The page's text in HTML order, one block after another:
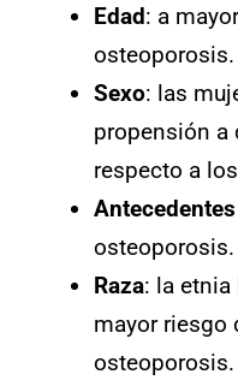
Edad: a
osteoporosis.
Sexo: las
propensión a
respecto a
Antecedentes
osteoporosis.
Raza: la
mayor riesgo
osteoporosis.